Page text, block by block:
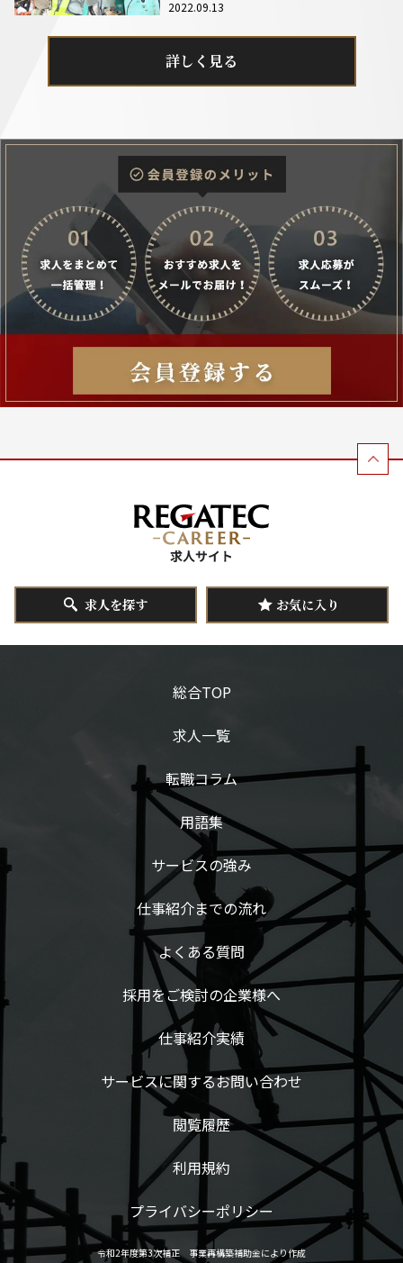
2022.09.13
詳しく見る
求人を探す お気に入り
総合TOP
求人一覧
転職コラム
用語集
サービスの強み
仕事紹介までの流れ
よくある質問
採用をご検討の企業様へ
仕事紹介実績
サービスに関するお問い合わせ
閲覧履歴
利用規約
プライバシーポリシー
令和2年度第3次補正 事業再構築補助金により作成